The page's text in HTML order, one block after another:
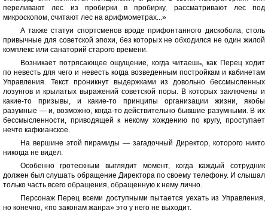
переливают лес из пробирки в пробирку, рассматривают лес под
микроскопом, считают лес на арифмометрах...»
А также статуи спортсменов вроде прифонтанного дискобола, столь
привычные для советской эпохи, без которых не обходился не один жилой
комплекс или санаторий старого времени.
Возникает потрясающее ощущение, когда читаешь, как Перец ходит
по невесть для чего и невесть когда возведенным постройкам и кабинетам
Управления. Текст проникнут выдержками из довольно бессмысленных
лозунгов и крылатых выражений советской поры. В которых заключены и
какие-то призывы, и какие-то принципы организации жизни, якобы
разумные — и, возможно, когда-то действительно бывшие разумными. В их
бессмысленности, приводящей к некому хождению по кругу, проступает
нечто кафкианское.
На вершине этой пирамиды — загадочный Директор, которого никто
никогда не видел.
Особенно гротескным выглядит момент, когда каждый сотрудник
должен был слушать обращение Директора по своему телефону. И слышал
только часть всего обращения, обращенную к нему лично.
Персонаж Перец всеми доступными пытается уехать из Управления,
но конечно, «по законам жанра» это у него не выходит.